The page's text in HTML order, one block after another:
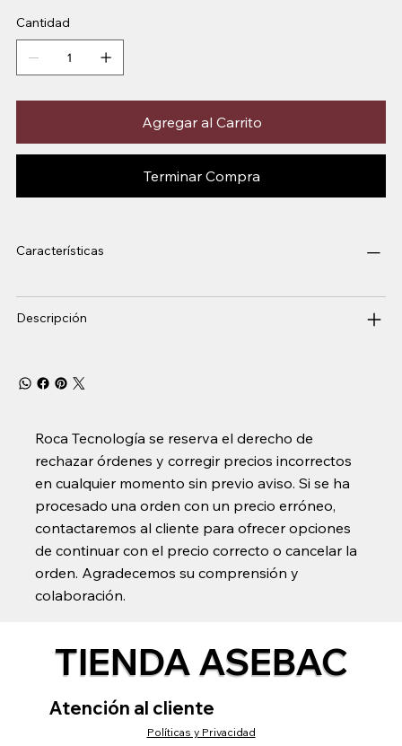
Cantidad
Agregar al Carrito
Terminar Compra
Características
Descripción
Roca Tecnología se reserva el derecho de
rechazar órdenes y corregir precios incorrectos
en cualquier momento sin previo aviso. Si se ha
procesado una orden con un precio erróneo,
contactaremos al cliente para ofrecer opciones
de continuar con el precio correcto o cancelar la
orden. Agradecemos su comprensión y
colaboración.
TIENDA ASEBAC
Atención al cliente
Políticas y Privacidad